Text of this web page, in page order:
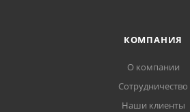
КОМПАНИЯ
О компании
Сотрудничество
Наши клиенты